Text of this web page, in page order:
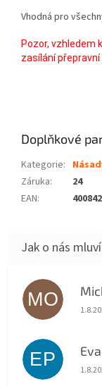
Vhodná pro
Pozor, vzhledem
zasílání
Doplňkové
Kategorie:
Záruka:
24
EAN:
MO
EP